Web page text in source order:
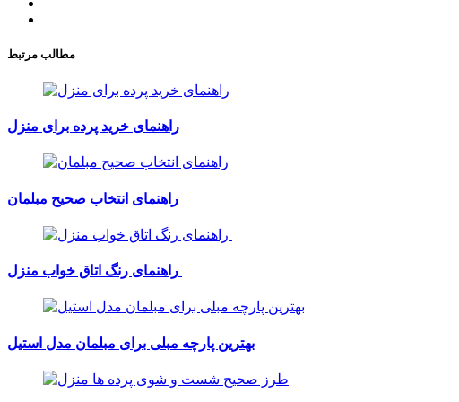
مطالب مرتبط
راهنمای خرید پرده برای منزل
راهنمای انتخاب صحیح مبلمان
بهترین پارچه مبلی برای مبلمان مدل استیل